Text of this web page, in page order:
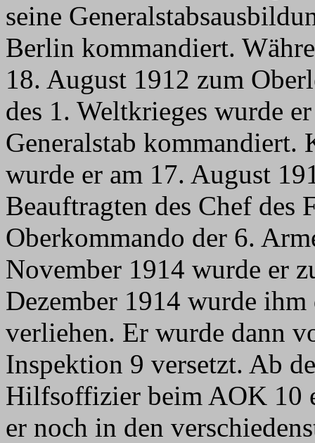
seine
Berlin kommandiert.
18. August 1912 zum
des 1. Weltkrieges wurde
Generalstab
wurde er am 17. August
Beauftragten des Chef des
Oberkommando der 6.
November 1914 wurde er
Dezember 1914 wurde
verliehen. Er wurde dann
Inspektion 9 versetzt. Ab
Hilfsoffizier beim AOK 10
er noch in den